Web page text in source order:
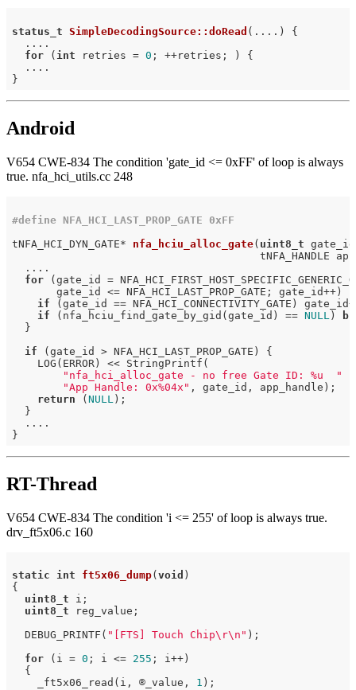
status_t SimpleDecodingSource::doRead (....)
{
  ....
for ( int retries = 0 ; ++retries; ) {
  ....
Android
V654 CWE-834 The condition 'gate_id <= 0xFF' of loop is always
true. nfa_hci_utils.cc 248
#define NFA_HCI_LAST_PROP_GATE 0xFF
tNFA_HCI_DYN_GATE* nfa_hciu_alloc_gate( uint8_t
tNFA_HANDLE
  ....
for (gate_id =
       gate_id <= NFA_HCI_LAST_PROP_GATE; gate_id++) {
if (gate_id == NFA_HCI_CONNECTIVITY_GATE)
if (nfa_hciu_find_gate_by_gid(gate_id) == NULL )
  }
if (gate_id > NFA_HCI_LAST_PROP_GATE) {
    LOG(ERROR) << StringPrintf(
"nfa_hci_alloc_gate - no free Gate ID: %u  "
"App Handle: 0x%04x" , gate_id, app_handle);
return (NULL );
  }
  ....
RT-Thread
V654 CWE-834 The condition 'i <= 255' of loop is always true.
drv_ft5x06.c 160
static int ft5x06_dump( void )
{
uint8_t i;
uint8_t reg_value;
  DEBUG_PRINTF(
"[FTS] Touch Chip\r\n" );
for (i = 0 ; i <= 255 ; i++)
  {
    _ft5x06_read(i, ®_value,
1 );